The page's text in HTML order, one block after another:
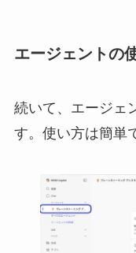
エージェントの
続いて、エージェ
す。使い方は簡単